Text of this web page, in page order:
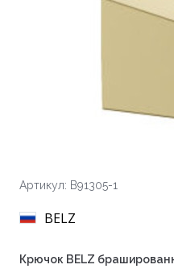
Артикул: B91305-1
BELZ
Крючок BELZ